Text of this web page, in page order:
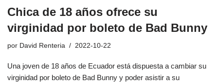
Chica de 18 años ofrece su
virginidad por boleto de Bad Bunny
por David Renteria 2022-10-22
Una joven de 18 años de Ecuador está dispuesta a cambiar su
virginidad por boleto de Bad Bunny y poder asistir a su